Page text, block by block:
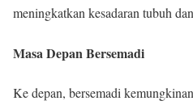
meningkatkan kesadaran tubuh
Masa Depan Bersemadi
Ke depan, bersemadi